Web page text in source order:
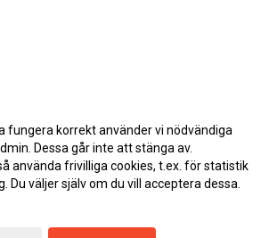
till Webbversion
fungera korrekt använder vi nödvändiga
Dessa går inte att stänga av.
använda frivilliga cookies, t.ex. för statistik
Du väljer själv om du vill acceptera dessa.